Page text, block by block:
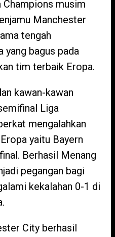
musim
Manchester
tengah
yang bagus pada
tim terbaik Eropa.
kawan-kawan
Liga
mengalahkan
yaitu Bayern
Berhasil Menang
pegangan bagi
kekalahan 0-1 di
City berhasil